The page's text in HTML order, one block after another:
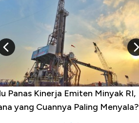
Provinsi dengan Tingkat
Tertinggi, Ada Jakarta